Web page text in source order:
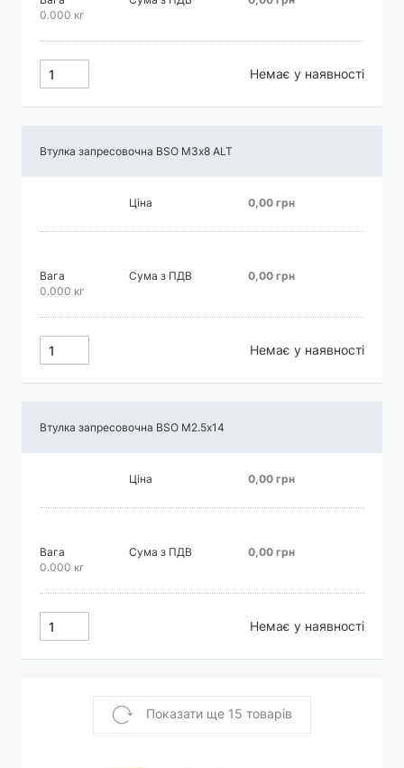
0.000 кг
Немає у наявності
Втулка запресовочна BSO М3х8 АLT
Ціна 0,00 грн
Вага
0.000 кг
Сума з ПДВ 0,00 грн
Немає у наявності
Втулка запресовочна BSO М2.5х14
Ціна 0,00 грн
Вага
0.000 кг
Сума з ПДВ 0,00 грн
Немає у наявності
Показати ще 15 товарів